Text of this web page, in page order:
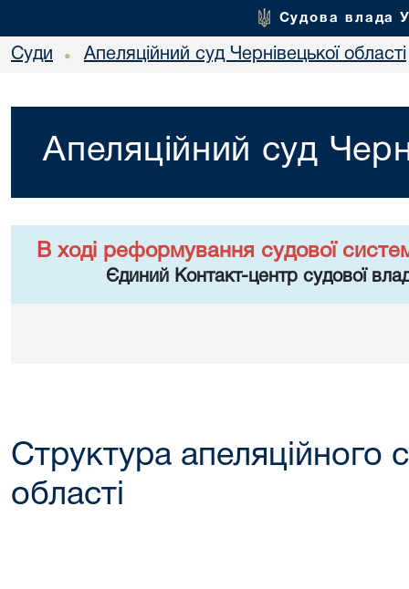
Судова влада
Суди • Апеляційний суд Чернівецької області
Апеляційний суд
В ході реформування судової
Єдиний Контакт-центр судової
Структура апеляційного
області